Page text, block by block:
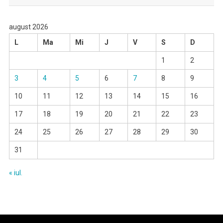
august 2026
L
Ma Mi J V S D
1 2
3 4 5 6 7 8 9
10 11 12 13 14 15 16
17 18 19 20 21 22 23
24 25 26 27 28 29 30
31
« iul.